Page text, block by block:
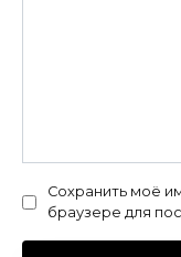
Сохранить моё
браузере для